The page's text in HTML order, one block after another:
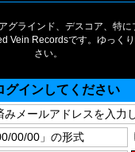
グラインド、デスコア、特
Vein Recordsです。ゆっく
さい。
グインしてください